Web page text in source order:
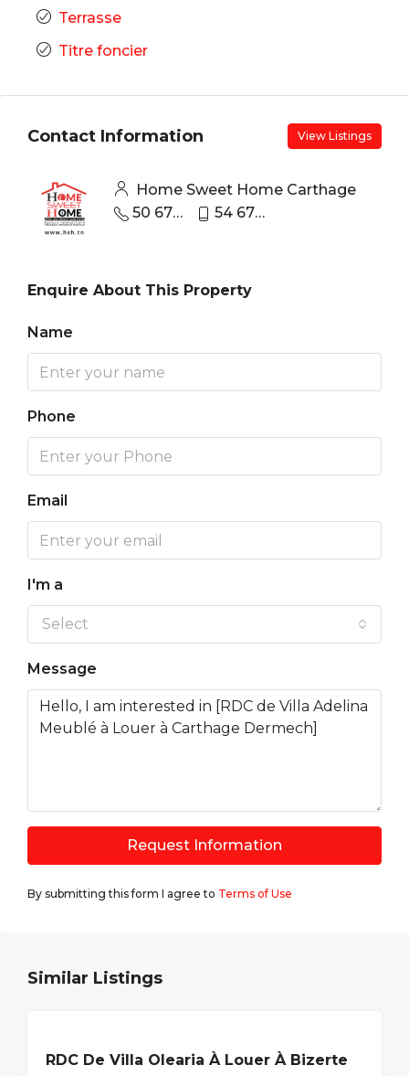
Terrasse
Titre foncier
Contact Information View Listings
Home Sweet Home Carthage
50 670 440
54 670 670
Enquire About This Property
Name
Phone
Email
I'm a
Select
Message
Request Information
By submitting this form I agree to Terms of Use
Similar Listings
RDC De Villa Olearia À Louer À Bizerte